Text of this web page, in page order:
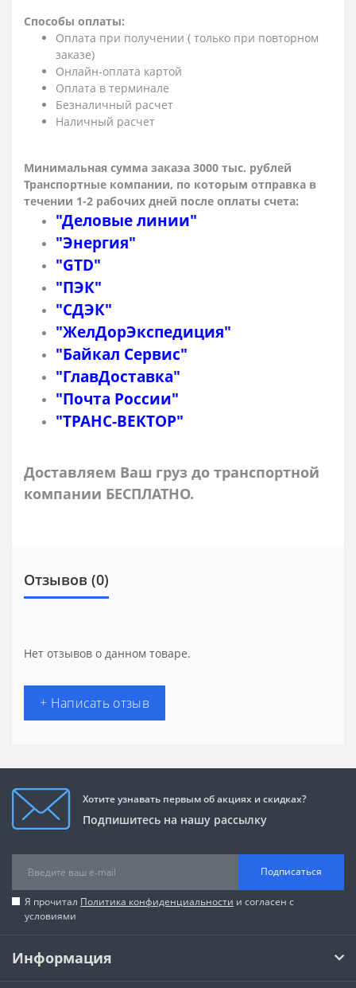
Способы оплаты:
Оплата при получении ( только при повторном
заказе)
Онлайн-оплата картой
Оплата в терминале
Безналичный расчет
Наличный расчет
Минимальная сумма заказа 3000 тыс. рублей
Транспортные компании, по которым отправка в
течении 1-2 рабочих дней после оплаты счета:
"Деловые линии"
"Энергия"
"GTD"
"ПЭК"
"СДЭК"
"ЖелДорЭкспедиция"
"Байкал Сервис"
"ГлавДоставка"
"Почта России"
"ТРАНС-ВЕКТОР"
Доставляем Ваш груз до транспортной
компании БЕСПЛАТНО.
Отзывов (0)
Нет отзывов о данном товаре.
+ Написать отзыв
Хотите узнавать первым об акциях и скидках?
Подпишитесь на нашу рассылку
Подписаться
Я прочитал Политика конфиденциальности и согласен с
условиями
Информация